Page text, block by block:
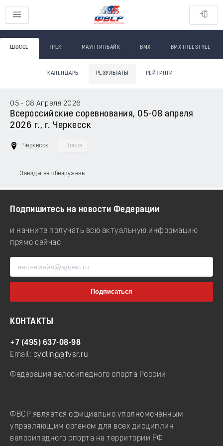
ШОССЕ ТРЕК МАУНТИНБАЙК BMX BMX FREESTYLE
КАЛЕНДАРЬ РЕЗУЛЬТАТЫ РЕЙТИНГИ
05 - 08 Апреля 2026
Всероссийские соревнования, 05-08 апреля
2026 г., г. Черкесск
Черкесск Шоссе
Заезды не обнаружены
Подпишитесь на новости Федерации
и начните получать всю актуальную информацию
прямо сейчас
КОНТАКТЫ
+7 (495) 637-08-98
Email: cycling@fvsr.ru
Федерация велосипедного спорта России
ФВСР является официально уполномоченным
управляющим органом для всех дисциплин
велосипедного спорта на территории РФ